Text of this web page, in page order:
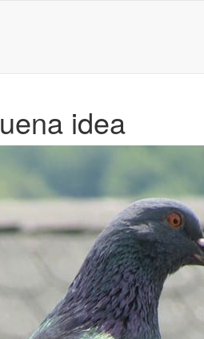
idea